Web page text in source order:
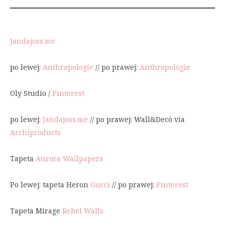
Jandajoss.me
po lewej: Anthropologie // po prawej: Anthropologie
Oly Studio / Pinterest
po lewej: Jandajoss.me // po prawej: Wall&Decò via
Archiproducts
Tapeta Aurora Wallpapers
Po lewej: tapeta Heron Gucci // po prawej: Pinterest
Tapeta Mirage Rebel Walls